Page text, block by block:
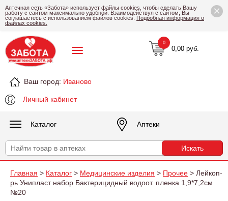
×
Аптечная сеть «Забота» использует файлы cookies, чтобы сделать Вашу
работу с сайтом максимально удобной. Взаимодействуя с сайтом, Вы
соглашаетесь с использованием файлов cookies. Подробная информация о
файлах cookies.
Ваш город: Иваново
Личный кабинет
0,00 руб.
0
Каталог Аптеки
Главная > Каталог > Медицинские изделия > Прочее > Лейкоп-
рь Унипласт набор Бактерицидный водоот. пленка 1,9*7,2см
№20